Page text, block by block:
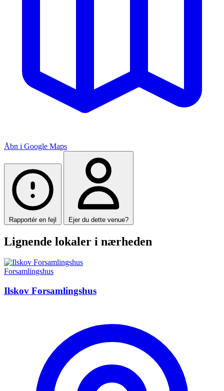
Åbn i Google Maps
Rapportér en fejl Ejer du dette venue?
Lignende lokaler i nærheden
Forsamlingshus
Ilskov Forsamlingshus